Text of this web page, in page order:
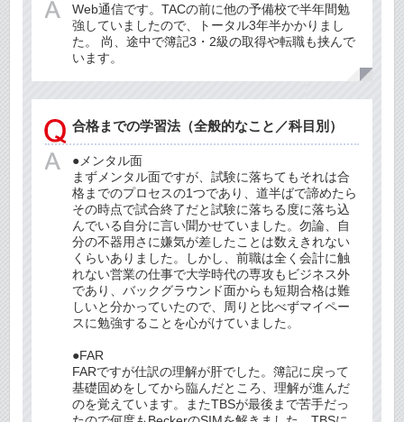
Web通信です。TACの前に他の予備校で半年間勉
強していましたので、トータル3年半かかりまし
た。 尚、途中で簿記3・2級の取得や転職も挟んで
います。
合格までの学習法（全般的なこと／科目別）
●メンタル面
まずメンタル面ですが、試験に落ちてもそれは合
格までのプロセスの1つであり、道半ばで諦めたら
その時点で試合終了だと試験に落ちる度に落ち込
んでいる自分に言い聞かせていました。勿論、自
分の不器用さに嫌気が差したことは数えきれない
くらいありました。しかし、前職は全く会計に触
れない営業の仕事で大学時代の専攻もビジネス外
であり、バックグラウンド面からも短期合格は難
しいと分かっていたので、周りと比べずマイペー
スに勉強することを心がけていました。
●FAR
FARですが仕訳の理解が肝でした。簿記に戻って
基礎固めをしてから臨んだところ、理解が進んだ
のを覚えています。またTBSが最後まで苦手だっ